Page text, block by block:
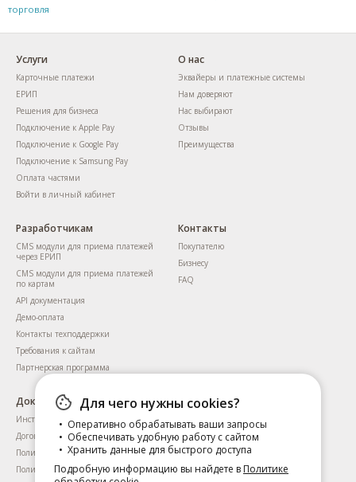
торговля
Услуги
Карточные платежи
ЕРИП
Решения для бизнеса
Подключение к Apple Pay
Подключение к Google Pay
Подключение к Samsung Pay
Оплата частями
Войти в личный кабинет
О нас
Эквайеры и платежные системы
Нам доверяют
Нас выбирают
Отзывы
Преимущества
Разработчикам
CMS модули для приема платежей
через ЕРИП
CMS модули для приема платежей
по картам
API документация
Демо-оплата
Контакты техподдержки
Требования к сайтам
Партнерская программа
Контакты
Покупателю
Бизнесу
FAQ
Документы
Инструкция для пользователей
Договоры
Политика приватности
Политика обработки cookie
Для чего нужны cookies?
Оперативно обрабатывать ваши запросы
Обеспечивать удобную работу с сайтом
Хранить данные для быстрого доступа
Подробную информацию вы найдете в Политике